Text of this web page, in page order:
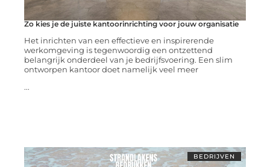
Zo kies je de juiste kantoorinrichting voor jouw organisatie
Het inrichten van een effectieve en inspirerende
werkomgeving is tegenwoordig een ontzettend
belangrijk onderdeel van je bedrijfsvoering. Een slim
ontworpen kantoor doet namelijk veel meer
...
BEDRIJVEN